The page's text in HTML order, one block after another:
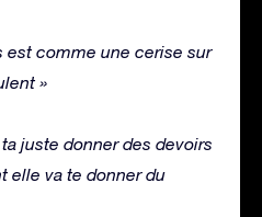
est comme une cerise sur
»
juste donner des devoirs
elle va te donner du